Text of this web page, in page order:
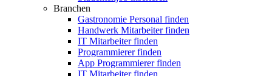
Branchen
Gastronomie Personal finden
Handwerk Mitarbeiter finden
IT Mitarbeiter finden
Programmierer finden
App Programmierer finden
IT Mitarbeiter finden